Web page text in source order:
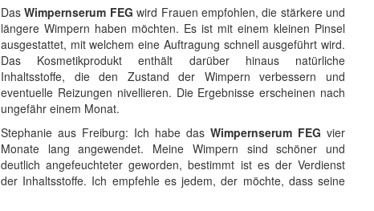
DasWimpernserum FEG wird Frauen empfohlen, die stärkere und
längere Wimpern haben möchten. Es ist mit einem kleinen Pinsel
ausgestattet, mit welchem eine Auftragung schnell ausgeführt wird.
Das Kosmetikprodukt enthält darüber hinaus natürliche
Inhaltsstoffe, die den Zustand der Wimpern verbessern und
eventuelle Reizungen nivellieren. Die Ergebnisse erscheinen nach
ungefähr einem Monat.
Stephanie aus Freiburg: Ich habe das Wimpernserum FEG vier
Monate lang angewendet. Meine Wimpern sind schöner und
deutlich angefeuchteter geworden, bestimmt ist es der Verdienst
der Inhaltsstoffe. Ich empfehle es jedem, der möchte, dass seine